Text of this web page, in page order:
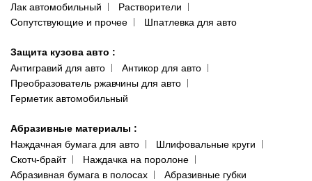
Лак автомобильный
Растворители
Сопутствующие и прочее
Шпатлевка для авто
Защита кузова авто :
Антигравий для авто
Антикор для авто
Преобразователь ржавчины для авто
Герметик автомобильный
Абразивные материалы :
Наждачная бумага для авто
Шлифовальные круги
Скотч-брайт
Наждачка на поролоне
Абразивная бумага в полосах
Абразивные губки